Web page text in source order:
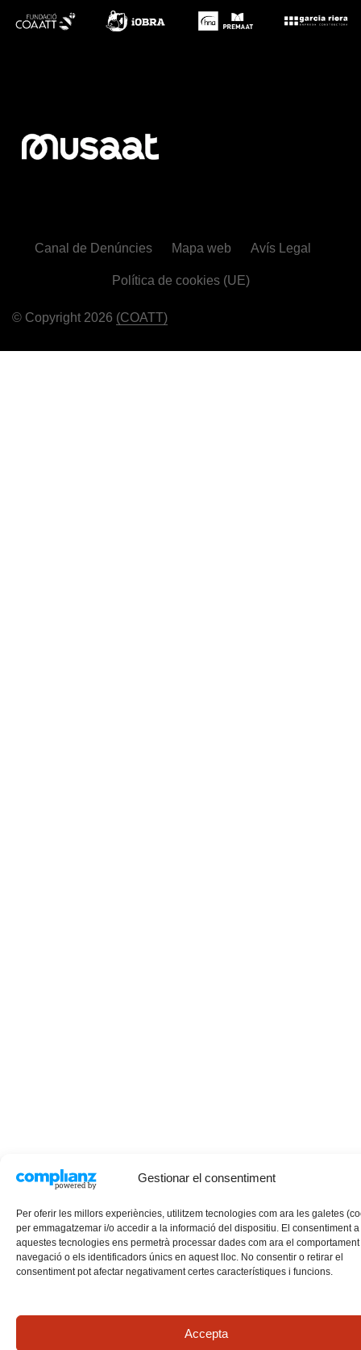
Gestionar el consentiment
Per oferir les millors experiències, utilitzem tecnologies com ara les galetes
per emmagatzemar i/o accedir a la informació del dispositiu. El consentiment a
aquestes tecnologies ens permetrà processar dades com ara el
navegació o els identificadors únics en aquest lloc. No consentir o retirar el
consentiment pot afectar negativament certes característiques i funcions.
Accepta
© Copyright 2026 (COATT)
Canal de Denúncies Mapa web Avís Legal
Política de cookies (UE)